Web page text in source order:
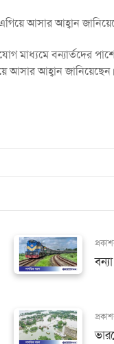
আসার আহ্বান
বন্যার্তদের
আসার আহ্বান জানিয়েছেন।